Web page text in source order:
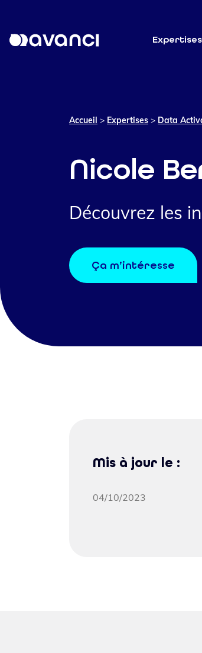
Expertises
Accueil > Expertises > Data
Nicole
Découvrez les
Ça m’intéresse
Mis à jour le :
04/10/2023